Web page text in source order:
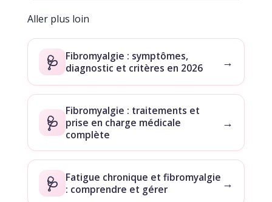
Aller plus loin
🩺 Fibromyalgie : symptômes,
diagnostic et critères en 2026
→
🩺
Fibromyalgie : traitements et
prise en charge médicale
complète
→
🩺 Fatigue chronique et fibromyalgie
: comprendre et gérer
→